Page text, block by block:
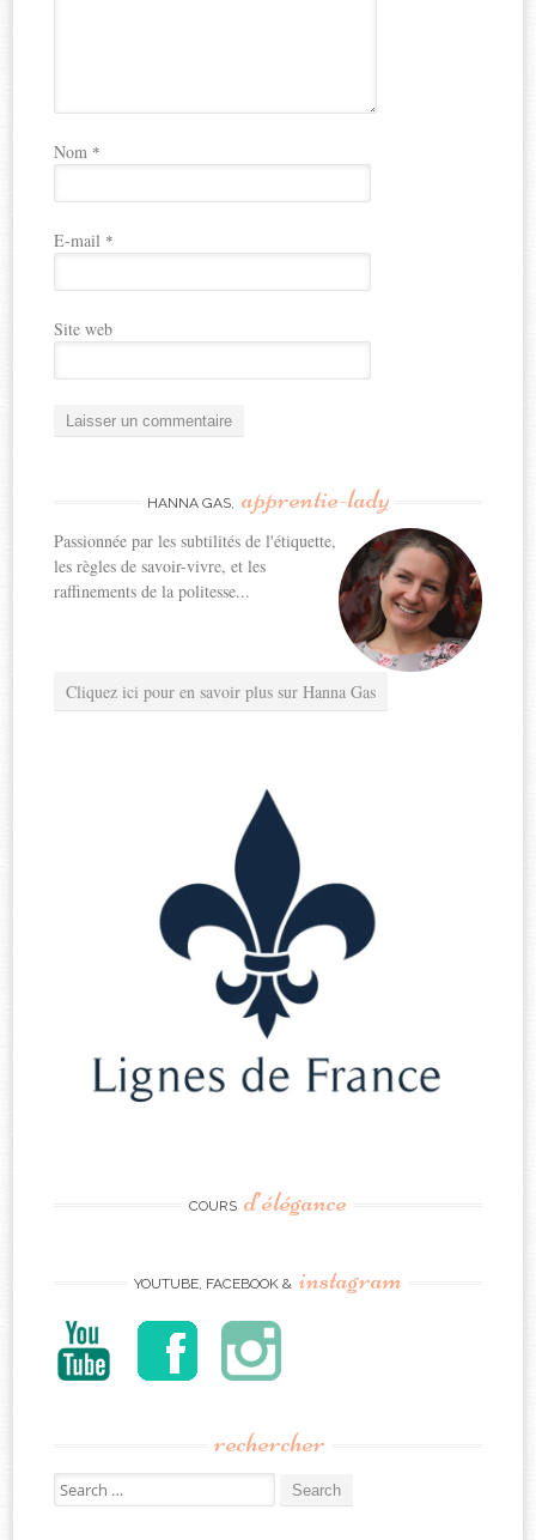
Nom *
E-mail *
Site web
HANNA GAS, apprentie-lady
Passionnée par les subtilités de l'étiquette,
les règles de savoir-vivre, et les
raffinements de la politesse...
Cliquez ici pour en savoir plus sur Hanna Gas
COURS d’élégance
YOUTUBE, FACEBOOK & instagram
rechercher
Search
for: